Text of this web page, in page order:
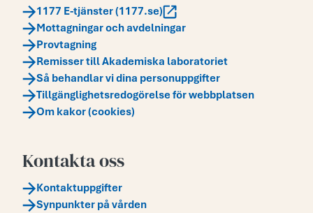
1177 E-tjänster (1177.se)
Mottagningar och avdelningar
Provtagning
Remisser till Akademiska laboratoriet
Så behandlar vi dina personuppgifter
Tillgänglighetsredogörelse för webbplatsen
Om kakor (cookies)
Kontakta oss
Kontaktuppgifter
Synpunkter på vården